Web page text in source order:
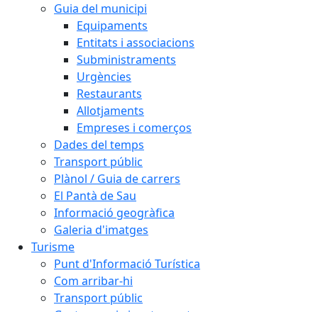
Guia del municipi
Equipaments
Entitats i associacions
Subministraments
Urgències
Restaurants
Allotjaments
Empreses i comerços
Dades del temps
Transport públic
Plànol / Guia de carrers
El Pantà de Sau
Informació geogràfica
Galeria d'imatges
Turisme
Punt d'Informació Turística
Com arribar-hi
Transport públic